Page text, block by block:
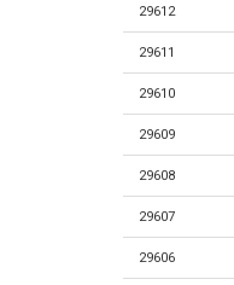
29612
29611
29610
29609
29608
29607
29606